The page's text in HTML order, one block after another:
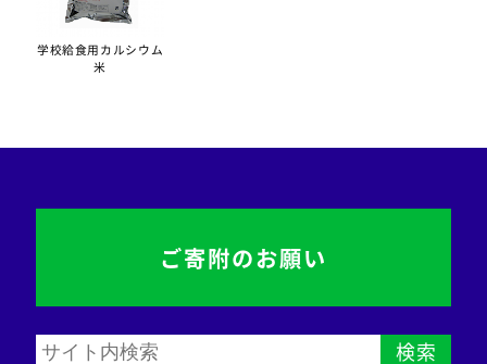
学校給食用カルシウム
米
検索
ご寄附のお願い